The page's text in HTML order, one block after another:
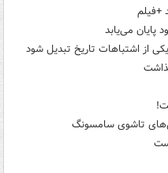
+فیلم
پایان می‌یابد
از اشتباهات تاریخ تبدیل شود
تاشوی سامسونگ